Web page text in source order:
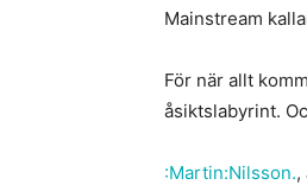
Mainstream
För när allt
åsiktslabyrint.
:Martin:Nilsson.,